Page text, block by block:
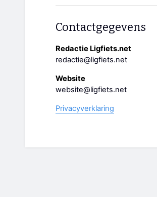
Contactgegevens
Redactie Ligfiets.net
redactie@ligfiets.net
Website
website@ligfiets.net
Privacyverklaring